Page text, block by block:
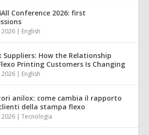
Conference 2026: first
2026 | English
Suppliers: How the Relationship
Printing Customers Is Changing
2026 | English
anilox: come cambia il rapporto
della stampa flexo
2026 |Tecnologia